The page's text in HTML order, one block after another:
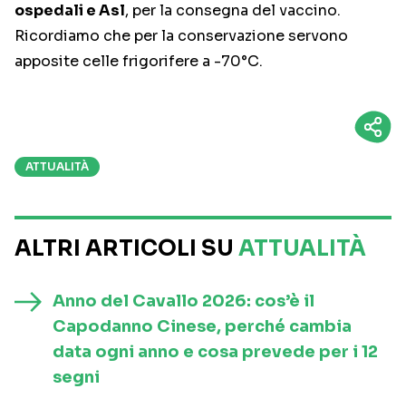
ospedali e Asl, per la consegna del vaccino.
Ricordiamo che per la conservazione servono
apposite celle frigorifere a -70°C.
ATTUALITÀ
ALTRI ARTICOLI SU ATTUALITÀ
Anno del Cavallo 2026: cos’è il
Capodanno Cinese, perché cambia
data ogni anno e cosa prevede per i 12
segni